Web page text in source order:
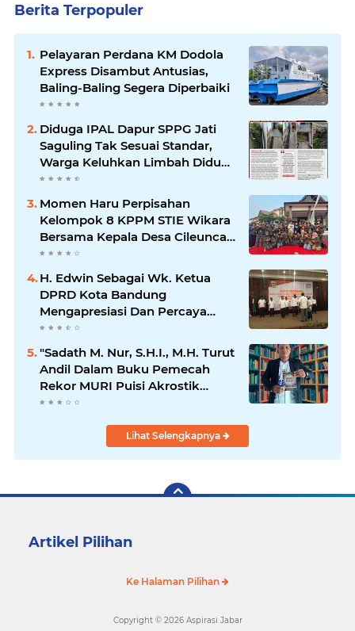
Berita Terpopuler
Pelayaran Perdana KM Dodola
Express Disambut Antusias,
Baling-Baling Segera Diperbaiki
Diduga IPAL Dapur SPPG Jati
Saguling Tak Sesuai Standar,
Warga Keluhkan Limbah Diduga
Mengalir ke Sungai
Momen Haru Perpisahan
Kelompok 8 KPPM STIE Wikara
Bersama Kepala Desa Cileunca
di Kecamatan Bojong
H. Edwin Sebagai Wk. Ketua
DPRD Kota Bandung
Mengapresiasi Dan Percaya
Penuh Kepada Kepemimpinan
Lpm Kota Bandung Periode
2021-2026
"Sadath M. Nur, S.H.I., M.H. Turut
Andil Dalam Buku Pemecah
Rekor MURI Puisi Akrostik
Terbanyak
Lihat Selengkapnya
Artikel Pilihan
Ke Halaman Pilihan
Copyright © 2026 Aspirasi Jabar